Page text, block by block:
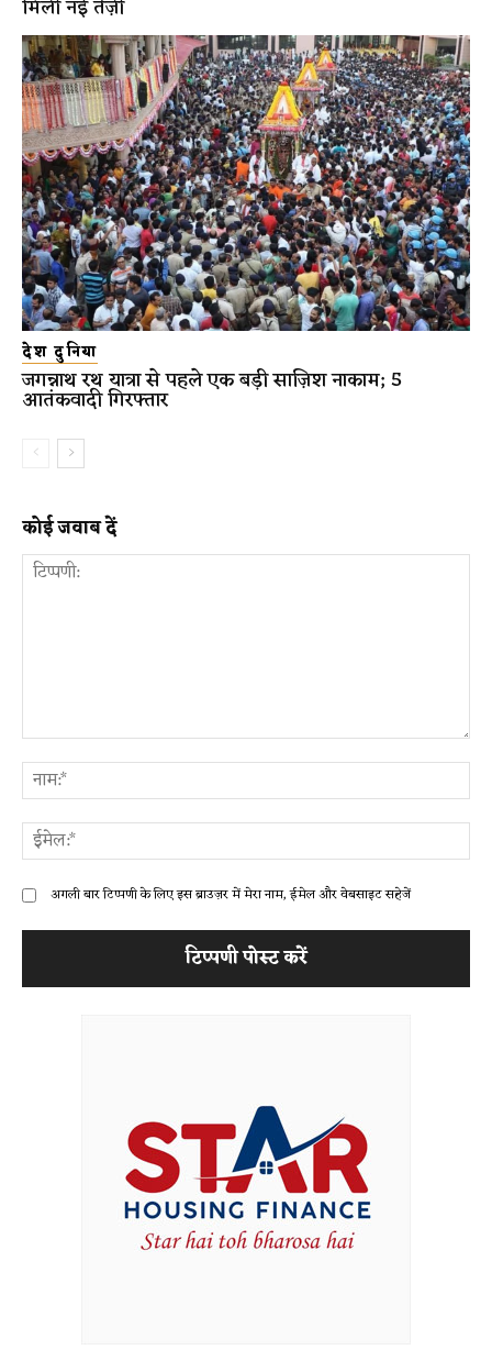
मिली नई तेज़ी
देश दुनिया
जगन्नाथ रथ यात्रा से पहले एक बड़ी साज़िश नाकाम; 5
आतंकवादी गिरफ्तार
कोई जवाब दें
अगली बार टिप्पणी के लिए इस ब्राउज़र में मेरा नाम, ईमेल और वेबसाइट सहेजें